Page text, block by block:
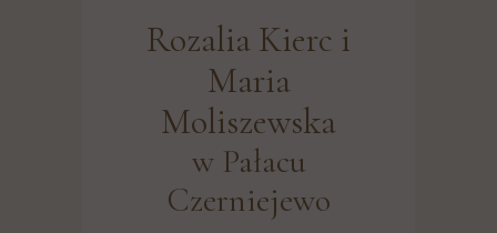
Rozalia Kierc i
Maria
Moliszewska
w Pałacu
Czerniejewo